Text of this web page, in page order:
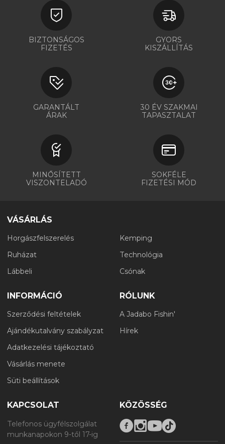
BIZTONSÁGOS
FIZETÉS
GYORS
KISZÁLLÍTÁS
GARANTÁLT
ÁRAK
30 ÉV SZAKMAI
TAPASZTALAT
MINŐSÍTETT
VISZONTELADÓ
SOKFÉLE
FIZETÉSI MÓD
VÁSÁRLÁS
Horgászfelszerelés
Ruházat
Lábbeli
Kemping
Technológia
Csónak
INFORMÁCIÓ
Szerződési feltételek
Ajándékutalvány szabályzat
Adatkezelési tájékoztató
Vásárlás menete
Süti beállítások
RÓLUNK
A Jadabo Fishin'
Hírek
KAPCSOLAT
Telefonos ügyfélszolgálat
munkanapokon 9-től 17-ig
KÖZÖSSÉG